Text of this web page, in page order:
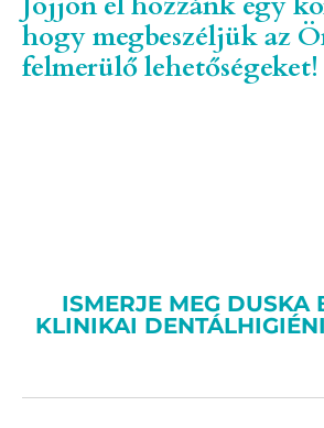
hogy megbeszéljük az
felmerülő lehetőségeket!
ISMERJE MEG DUSKA
KLINIKAI